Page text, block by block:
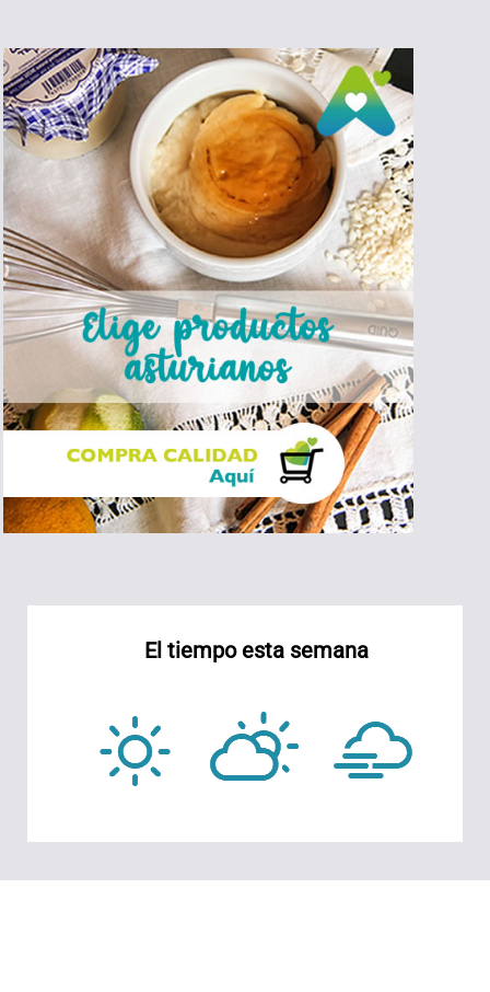
El tiempo esta semana